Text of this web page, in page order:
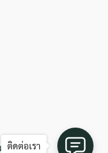
การเกษตร
ติดต่อเรา